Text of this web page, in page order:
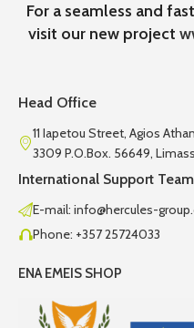
For a seamless and
visit our new project
Head Office
11 Iapetou Street, Agios
3309 P.O.Box. 56649,
International Support Team
E-mail: info@hercules-
Phone: +357 25724033
ENA EMEIS SHOP